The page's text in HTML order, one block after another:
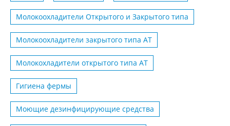
Молокоохладители Открытого и Закрытого типа
Молокоохладители закрытого типа АТ
Молокохладители открытого типа АТ
Гигиена фермы
Моющие дезинфицирующие средства